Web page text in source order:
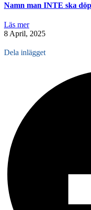
Namn man INTE ska
Läs mer
8 April, 2025
Dela inlägget